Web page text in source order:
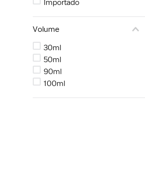
Importado
Volume
30ml
50ml
90ml
100ml